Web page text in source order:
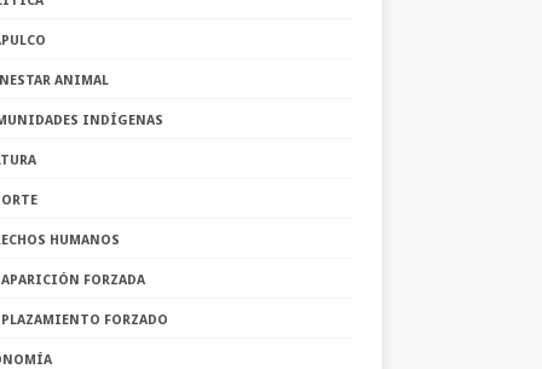
ANIMAL
INDÍGENAS
HUMANOS
FORZADA
FORZADO